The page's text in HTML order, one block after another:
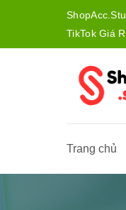
TikTok Giá
Trang chủ